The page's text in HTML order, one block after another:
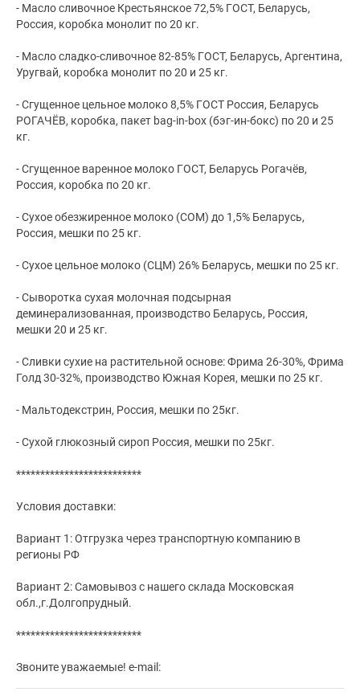
- Масло сливочное Крестьянское 72,5% ГОСТ, Беларусь,
Россия, коробка монолит по 20 кг.
- Масло сладко-сливочное 82-85% ГОСТ, Беларусь, Аргентина,
Уругвай, коробка монолит по 20 и 25 кг.
- Сгущенное цельное молоко 8,5% ГОСТ Россия, Беларусь
РОГАЧЁВ, коробка, пакет bag-in-box (бэг-ин-бокс) по 20 и 25
кг.
- Сгущенное варенное молоко ГОСТ, Беларусь Рогачёв,
Россия, коробка по 20 кг.
- Сухое обезжиренное молоко (СОМ) до 1,5% Беларусь,
Россия, мешки по 25 кг.
- Сухое цельное молоко (СЦМ) 26% Беларусь, мешки по 25 кг.
- Сыворотка сухая молочная подсырная
деминерализованная, производство Беларусь, Россия,
мешки 20 и 25 кг.
- Сливки сухие на растительной основе: Фрима 26-30%, Фрима
Голд 30-32%, производство Южная Корея, мешки по 25 кг.
- Мальтодекстрин, Россия, мешки по 25кг.
- Сухой глюкозный сироп Россия, мешки по 25кг.
**************************
Условия доставки:
Вариант 1: Отгрузка через транспортную компанию в
регионы РФ
Вариант 2: Самовывоз с нашего склада Московская
обл.,г.Долгопрудный.
**************************
Звоните уважаемые! e-mail: